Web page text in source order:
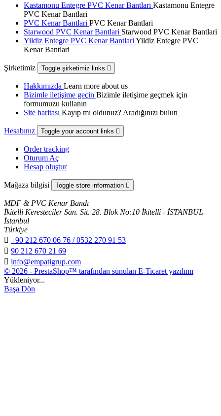
Kastamonu Entegre PVC Kenar Bantlari Kastamonu Entegre
PVC Kenar Bantlari
PVC Kenar Bantlari PVC Kenar Bantlari
Starwood PVC Kenar Bantlari Starwood PVC Kenar Bantlari
Yildiz Entegre PVC Kenar Bantlari Yildiz Entegre PVC
Kenar Bantlari
Şirketimiz Toggle şirketimiz links 
Hakkımızda Learn more about us
Bizimle iletişime geçin Bizimle iletişime geçmek için
formumuzu kullanın
Site haritası Kayıp mı oldunuz? Aradığınızı bulun
Hesabınız Toggle your account links 
Order tracking
Oturum Aç
Hesap oluştur
Mağaza bilgisi Toggle store information 
MDF & PVC Kenar Bandı
İkitelli Keresteciler San. Sit. 28. Blok No:10 İkitelli - İSTANBUL
İstanbul
Türkiye
 +90 212 670 06 76 / 0532 270 91 53
 90 212 670 21 69
 info@empatigrup.com
© 2026 - PrestaShop™ tarafından sunulan E-Ticaret yazılımı
Yükleniyor...
Başa Dön